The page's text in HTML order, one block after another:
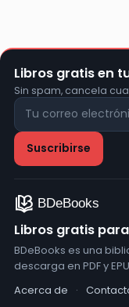
Libros gratis en
Sin spam, cancela
Libros gratis
BDeBooks es una
descarga en PDF y
Acerca de
·